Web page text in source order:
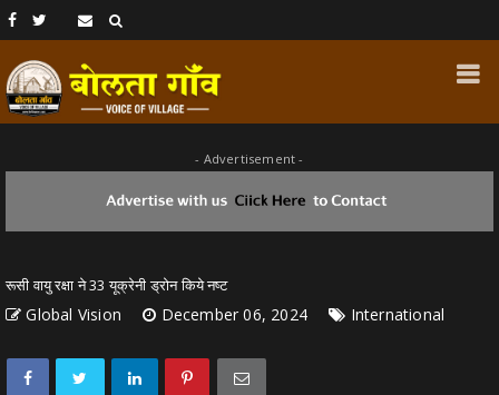
- Advertisement -
रूसी वायु रक्षा ने 33 यूक्रेनी ड्रोन किये नष्ट
Global Vision December 06, 2024 International